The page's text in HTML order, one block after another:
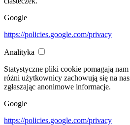
Google
https://policies.google.com/privacy
Analityka
Statystyczne pliki cookie pomagają
różni użytkownicy zachowują się na
zgłaszając anonimowe informacje.
Google
https://policies.google.com/privacy